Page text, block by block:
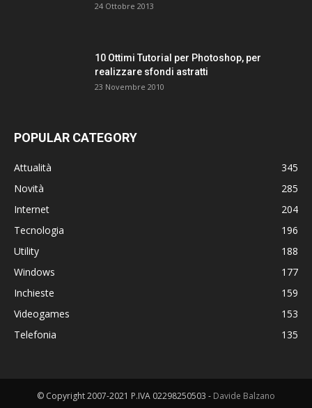
24 Ottobre 2013
10 Ottimi Tutorial per Photoshop, per
realizzare sfondi astratti
23 Novembre 2010
POPULAR CATEGORY
Attualità
345
Novità
285
Internet
204
Tecnologia
196
Utility
188
Windows
177
Inchieste
159
Videogames
153
Telefonia
135
© Copyright 2007-2021 P.IVA 02298250503 - Davide Balzano